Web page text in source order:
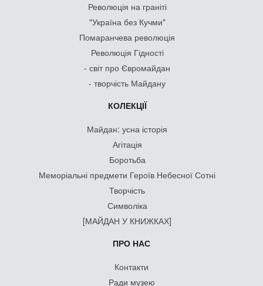
Революція на граніті
"Україна без Кучми"
Помаранчева революція
Революція Гідності
- світ про Євромайдан
- творчість Майдану
КОЛЕКЦІЇ
Майдан: усна історія
Агітація
Боротьба
Меморіальні предмети Героїв Небесної Сотні
Творчість
Символіка
[МАЙДАН У КНИЖКАХ]
ПРО НАС
Контакти
Ради музею